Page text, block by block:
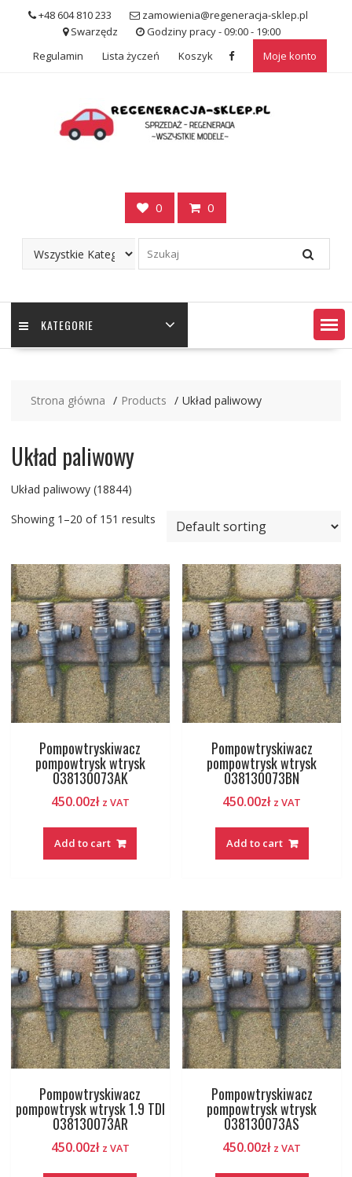
+48 604 810 233
zamowienia@regeneracja-sklep.pl
Swarzędz
Godziny pracy - 09:00 - 19:00
Regulamin
Lista życzeń Koszyk Moje konto
0 0
KATEGORIE
Strona główna Products Układ paliwowy
Układ paliwowy
Układ paliwowy (18844)
Showing 1–20 of 151 results
Pompowtryskiwacz
pompowtrysk wtrysk
038130073AK
450.00zł z VAT
Add to cart
Pompowtryskiwacz
pompowtrysk wtrysk
038130073BN
450.00zł z VAT
Add to cart
Pompowtryskiwacz
pompowtrysk wtrysk 1.9 TDI
038130073AR
450.00zł z VAT
Pompowtryskiwacz
pompowtrysk wtrysk
038130073AS
450.00zł z VAT